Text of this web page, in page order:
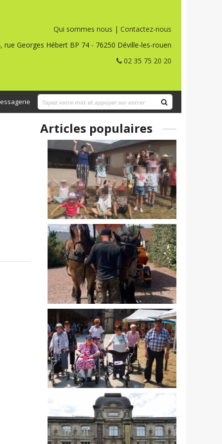
Qui sommes nous | Contactez-nous
rue Georges Hébert BP 74 - 76250 Déville-les-rouen
02 35 75 20 20
Articles populaires